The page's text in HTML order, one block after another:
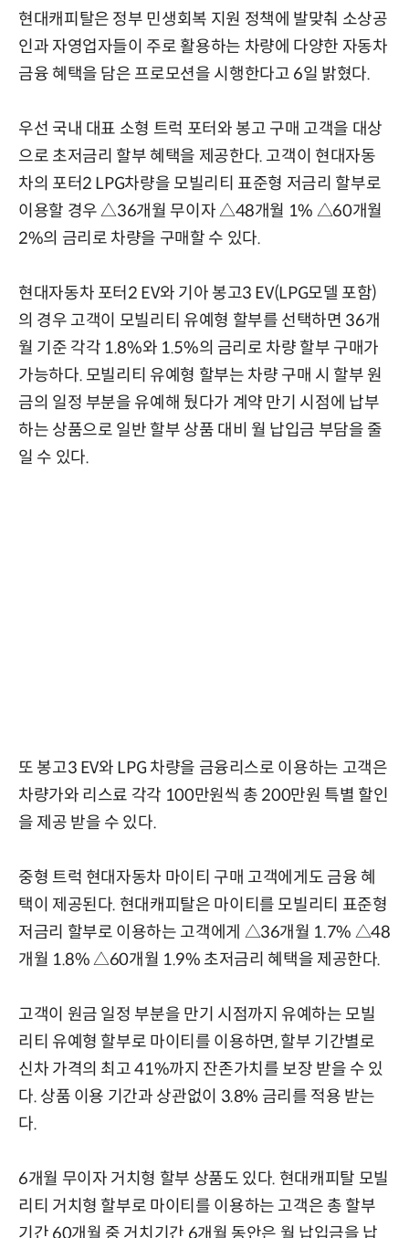
현대캐피탈은 정부 민생회복 지원 정책에 발맞춰 소상공
인과 자영업자들이 주로 활용하는 차량에 다양한 자동차
금융 혜택을 담은 프로모션을 시행한다고 6일 밝혔다.
우선 국내 대표 소형 트럭 포터와 봉고 구매 고객을 대상
으로 초저금리 할부 혜택을 제공한다. 고객이 현대자동
차의 포터2 LPG차량을 모빌리티 표준형 저금리 할부로
이용할 경우 △36개월 무이자 △48개월 1% △60개월
2%의 금리로 차량을 구매할 수 있다.
현대자동차 포터2 EV와 기아 봉고3 EV(LPG모델 포함)
의 경우 고객이 모빌리티 유예형 할부를 선택하면 36개
월 기준 각각 1.8%와 1.5%의 금리로 차량 할부 구매가
가능하다. 모빌리티 유예형 할부는 차량 구매 시 할부 원
금의 일정 부분을 유예해 뒀다가 계약 만기 시점에 납부
하는 상품으로 일반 할부 상품 대비 월 납입금 부담을 줄
일 수 있다.
또 봉고3 EV와 LPG 차량을 금융리스로 이용하는 고객은
차량가와 리스료 각각 100만원씩 총 200만원 특별 할인
을 제공 받을 수 있다.
중형 트럭 현대자동차 마이티 구매 고객에게도 금융 혜
택이 제공된다. 현대캐피탈은 마이티를 모빌리티 표준형
저금리 할부로 이용하는 고객에게 △36개월 1.7% △48
개월 1.8% △60개월 1.9% 초저금리 혜택을 제공한다.
고객이 원금 일정 부분을 만기 시점까지 유예하는 모빌
리티 유예형 할부로 마이티를 이용하면, 할부 기간별로
신차 가격의 최고 41%까지 잔존가치를 보장 받을 수 있
다. 상품 이용 기간과 상관없이 3.8% 금리를 적용 받는
다.
6개월 무이자 거치형 할부 상품도 있다. 현대캐피탈 모빌
리티 거치형 할부로 마이티를 이용하는 고객은 총 할부
기간 60개월 중 거치기간 6개월 동안은 월 납입금을 납